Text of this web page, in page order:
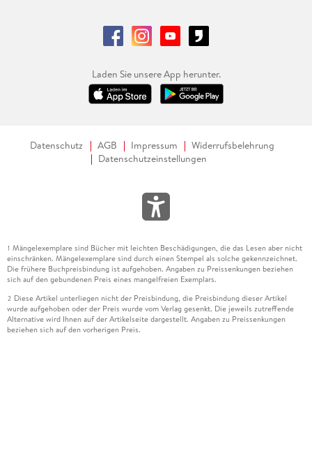
Laden Sie unsere App herunter.
Datenschutz AGB Impressum
Widerrufsbelehrung
Datenschutzeinstellungen
1 Mängelexemplare sind Bücher mit leichten Beschädigungen, die das Lesen aber nicht
einschränken. Mängelexemplare sind durch einen Stempel als solche gekennzeichnet.
Die frühere Buchpreisbindung ist aufgehoben. Angaben zu Preissenkungen beziehen
sich auf den gebundenen Preis eines mangelfreien Exemplars.
2 Diese Artikel unterliegen nicht der Preisbindung, die Preisbindung dieser Artikel
wurde aufgehoben oder der Preis wurde vom Verlag gesenkt. Die jeweils zutreffende
Alternative wird Ihnen auf der Artikelseite dargestellt. Angaben zu Preissenkungen
beziehen sich auf den vorherigen Preis.